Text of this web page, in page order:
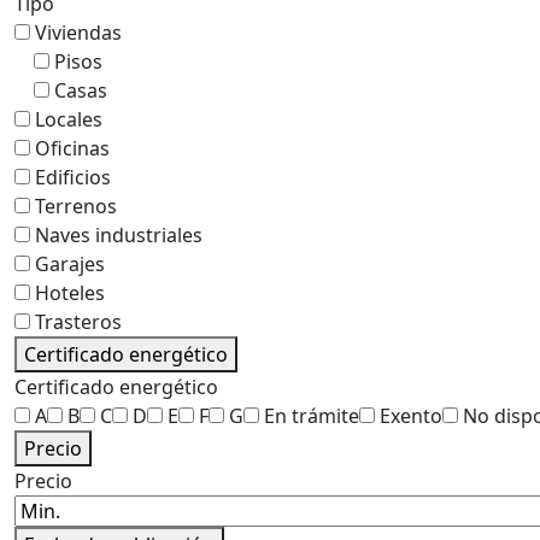
Viviendas
Pisos
Casas
Locales
Oficinas
Edificios
Terrenos
Naves industriales
Garajes
Hoteles
Trasteros
Certificado energético
Certificado energético
A
B C D E F G En trámite Exento
No
Precio
Precio